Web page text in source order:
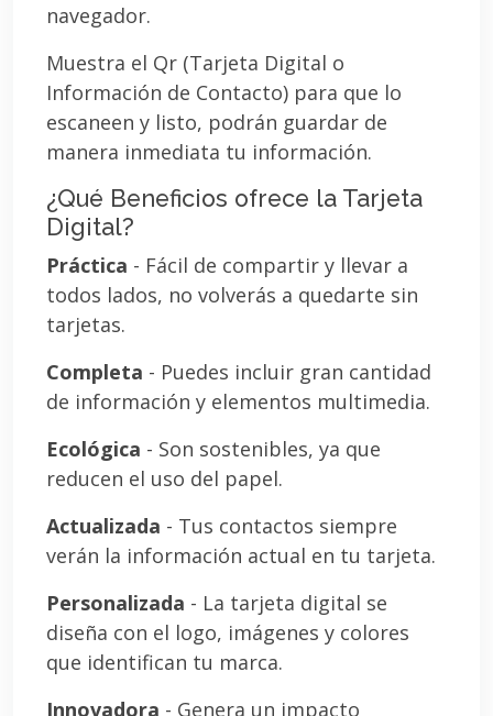
navegador.
Muestra el Qr (Tarjeta Digital o
Información de Contacto) para que lo
escaneen y listo, podrán guardar de
manera inmediata tu información.
¿Qué Beneficios ofrece la Tarjeta
Digital?
Práctica - Fácil de compartir y llevar a
todos lados, no volverás a quedarte sin
tarjetas.
Completa - Puedes incluir gran cantidad
de información y elementos multimedia.
Ecológica - Son sostenibles, ya que
reducen el uso del papel.
Actualizada - Tus contactos siempre
verán la información actual en tu tarjeta.
Personalizada - La tarjeta digital se
diseña con el logo, imágenes y colores
que identifican tu marca.
Innovadora - Genera un impacto